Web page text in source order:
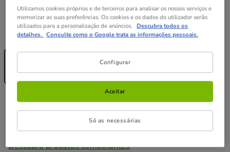
Peso:390 g
(10.23€ / kg)
Preço 3.99€, 10.23 EUR por kg
3.99€ (10.23€ / kg)
Temporariamente sem stock
Descubra produtos semelhantes
Utilizamos cookies próprios e de terceiros para analisar os nossos serviços e
memorizar as suas preferências. Os cookies e os dados do utilizador serão
utilizados para a personalização de anúncios. Descubra todos os
detalhes. Consulte como o Google trata as informações pessoais.
Configurar
Só as necessárias
Aceitar